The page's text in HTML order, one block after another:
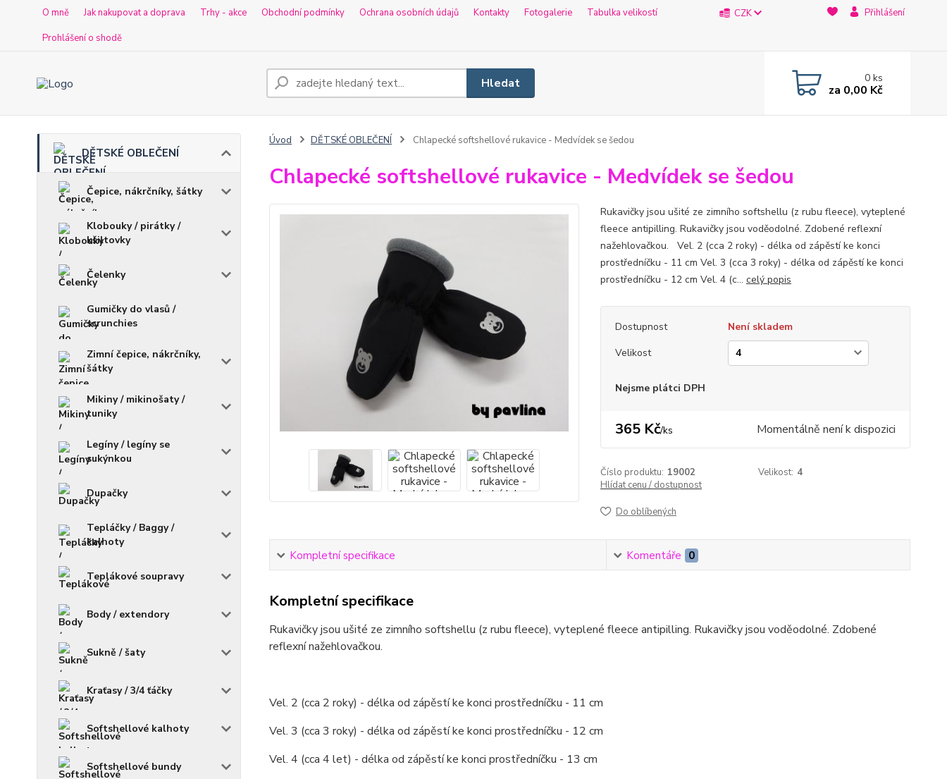
O mně Jak nakupovat a doprava Trhy - akce Obchodní podmínky Ochrana osobních údajů Kontakty Fotogalerie
Tabulka velikostí
Prohlášení o shodě
CZK Přihlášení
Hledat 0ks
za 0,00 Kč
DĚTSKÉ OBLEČENÍ
Čepice, nákrčníky, šátky
Klobouky / pirátky /
kšiltovky
Čelenky
Gumičky do vlasů /
scrunchies
Zimní čepice, nákrčníky,
šátky
Mikiny / mikinošaty /
tuniky
Legíny / legíny se
sukýnkou
Dupačky
Tepláčky / Baggy /
kalhoty
Teplákové soupravy
Body / extendory
Sukně / šaty
Kraťasy / 3/4 ťáčky
Softshellové kalhoty
Softshellové bundy
Úvod DĚTSKÉ OBLEČENÍ Chlapecké softshellové rukavice - Medvídek se šedou
Chlapecké softshellové rukavice - Medvídek se šedou
Rukavičky jsou ušité ze zimního softshellu (z rubu fleece), vyteplené
fleece antipilling. Rukavičky jsou voděodolné. Zdobené reflexní
nažehlovačkou. Vel. 2 (cca 2 roky) - délka od zápěstí ke konci
prostředníčku - 11 cm Vel. 3 (cca 3 roky) - délka od zápěstí ke konci
prostředníčku - 12 cm Vel. 4 (c... celý popis
Dostupnost
Není skladem
Velikost
Nejsme plátci DPH
365 Kč/ks Momentálně není k dispozici
Číslo produktu: 19002 Velikost: 4
Hlídat cenu / dostupnost
Do oblíbených
Kompletní specifikace Komentáře 0
Kompletní specifikace
Rukavičky jsou ušité ze zimního softshellu (z rubu fleece), vyteplené fleece antipilling. Rukavičky jsou voděodolné. Zdobené
reflexní nažehlovačkou.
Vel. 2 (cca 2 roky) - délka od zápěstí ke konci prostředníčku - 11 cm
Vel. 3 (cca 3 roky) - délka od zápěstí ke konci prostředníčku - 12 cm
Vel. 4 (cca 4 let) - délka od zápěstí ke konci prostředníčku - 13 cm